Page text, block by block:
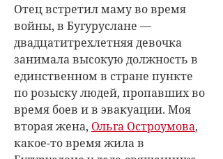
Отец встретил маму во время
войны, в Бугуруслане —
двадцатитрехлетняя девочка
занимала высокую должность в
единственном в стране пункте
по розыску людей, пропавших во
время боев и в эвакуации. Моя
вторая жена, Ольга Остроумова,
какое-то время жила в